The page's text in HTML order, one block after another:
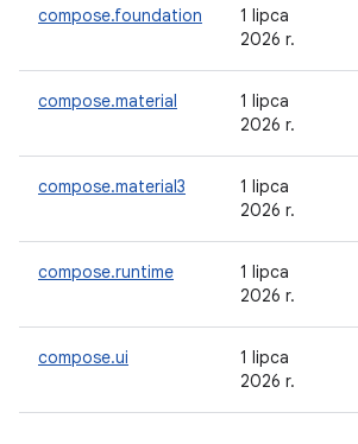
compose.foundation
1 lipca
2026 r.
compose.material
1 lipca
2026 r.
compose.material3
1 lipca
2026 r.
compose.runtime
1 lipca
2026 r.
compose.ui
1 lipca
2026 r.